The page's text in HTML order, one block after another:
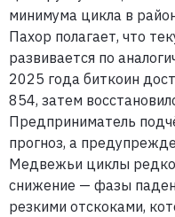
минимума цикла в
Пахор полагает, что
развивается по
2025 года биткоин
854, затем
Предприниматель
прогноз, а
Медвежьи циклы редко
снижение — фазы
резкими отскоками,